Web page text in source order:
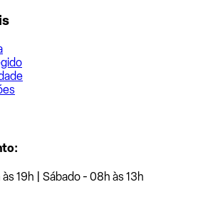
19h | Sábado - 08h às 13h